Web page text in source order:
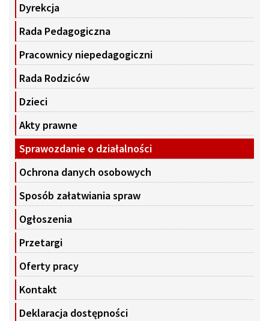
Dyrekcja
Rada Pedagogiczna
Pracownicy niepedagogiczni
Rada Rodziców
Dzieci
Akty prawne
Sprawozdanie o działalności
Ochrona danych osobowych
Sposób załatwiania spraw
Ogłoszenia
Przetargi
Oferty pracy
Kontakt
Deklaracja dostępności